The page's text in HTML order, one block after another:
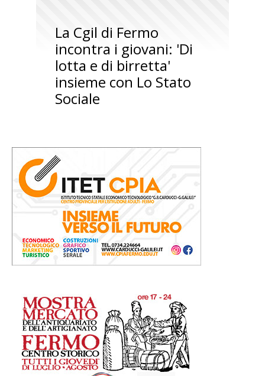
La Cgil di Fermo
incontra i giovani: 'Di
lotta e di birretta'
insieme con Lo Stato
Sociale